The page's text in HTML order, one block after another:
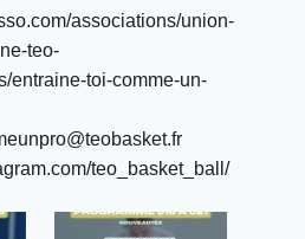
associations/union-
teo-
entraine-toi-comme-un-
teo_basket_ball/